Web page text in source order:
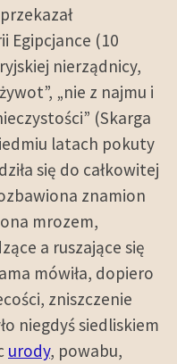
Egipcjance (10
nierządnicy,
„nie z najmu i
(Skarga
latach pokuty
się do całkowitej
znamion
mrozem,
a ruszające się
mówiła, dopiero
zniszczenie
niegdyś siedliskiem
urody, powabu,